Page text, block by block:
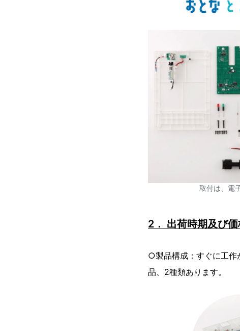
取付は、電
2． 出荷時期及び
○製品構成：すぐに⼯作
品、2種類あります。